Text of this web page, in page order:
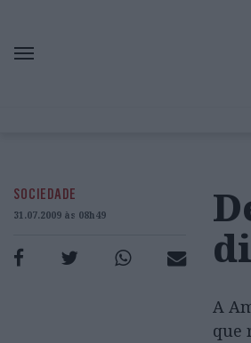
SOCIEDADE
31.07.2009 às 08h49
A
que